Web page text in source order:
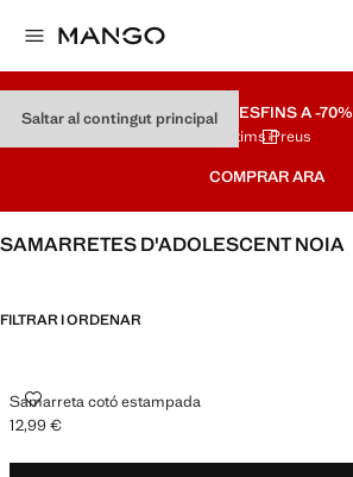
Saltar al contingut principalREBAIXESFINS A -70%
Últims Preus
COMPRAR ARA
SAMARRETES D'ADOLESCENT NOIA
FILTRAR I ORDENAR
Samarreta cotó estampada
SAMARRETA COTÓ ESTAMPADA
Preu actual [12,99 € ]
12,99 €